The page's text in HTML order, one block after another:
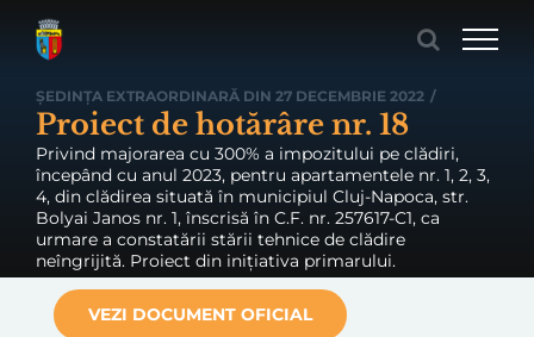
ȘEDINȚA EXTRAORDINARĂ DIN 27 DECEMBRIE 2022 /
Proiect de hotărâre nr. 18
Privind majorarea cu 300% a impozitului pe clădiri,
începând cu anul 2023, pentru apartamentele nr. 1, 2, 3,
4, din clădirea situată în municipiul Cluj-Napoca, str.
Bolyai Janos nr. 1, înscrisă în C.F. nr. 257617-C1, ca
urmare a constatării stării tehnice de clădire
neîngrijită. Proiect din inițiativa primarului.
VEZI DOCUMENT OFICIAL